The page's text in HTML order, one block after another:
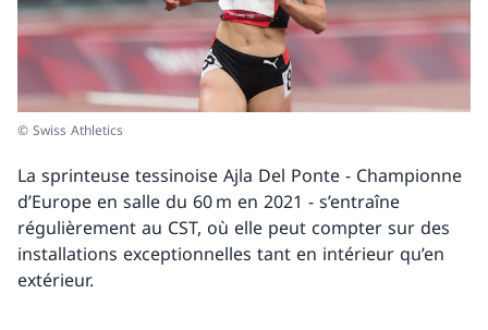
© Swiss Athletics
La sprinteuse tessinoise Ajla Del Ponte - Championne
d’Europe en salle du 60 m en 2021 - s’entraîne
régulièrement au CST, où elle peut compter sur des
installations exceptionnelles tant en intérieur qu’en
extérieur.